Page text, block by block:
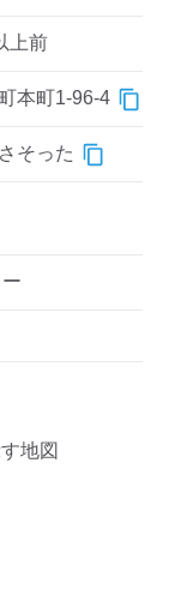
以上
上前
本町1-96-4
そった